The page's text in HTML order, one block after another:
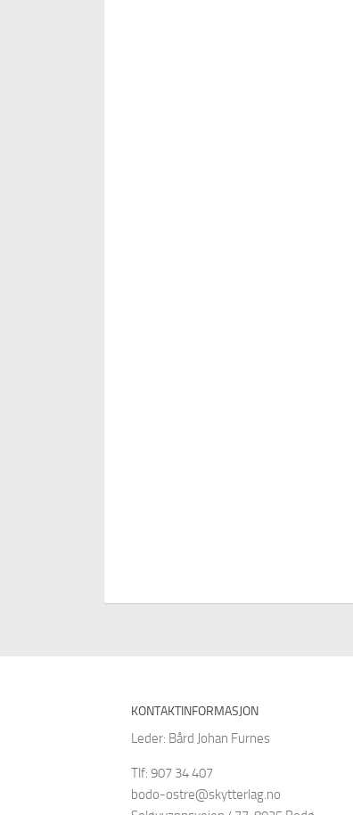
KONTAKTINFORMASJON
Leder: Bård Johan Furnes
Tlf: 907 34 407
bodo-ostre@skytterlag.no